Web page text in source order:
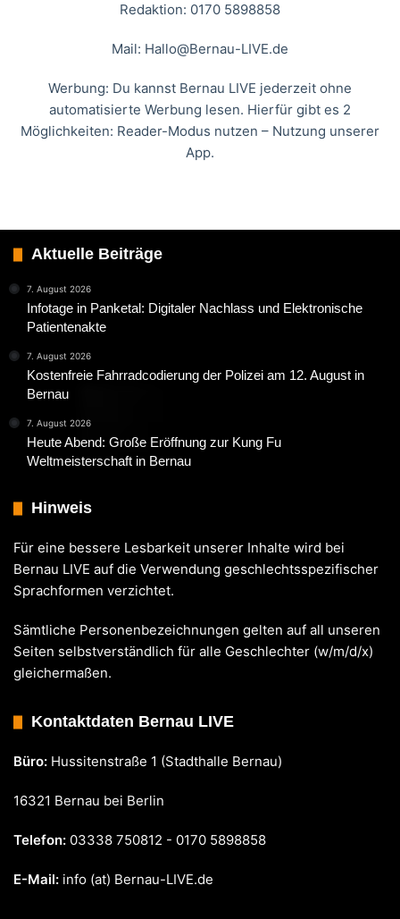
Redaktion: 0170 5898858
Mail: Hallo@Bernau-LIVE.de
Werbung: Du kannst Bernau LIVE jederzeit ohne
automatisierte Werbung lesen. Hierfür gibt es 2
Möglichkeiten: Reader-Modus nutzen – Nutzung unserer
App.
Aktuelle Beiträge
7. August 2026
Infotage in Panketal: Digitaler Nachlass und Elektronische
Patientenakte
7. August 2026
Kostenfreie Fahrradcodierung der Polizei am 12. August in
Bernau
7. August 2026
Heute Abend: Große Eröffnung zur Kung Fu
Weltmeisterschaft in Bernau
Hinweis
Für eine bessere Lesbarkeit unserer Inhalte wird bei
Bernau LIVE auf die Verwendung geschlechtsspezifischer
Sprachformen verzichtet.
Sämtliche Personenbezeichnungen gelten auf all unseren
Seiten selbstverständlich für alle Geschlechter (w/m/d/x)
gleichermaßen.
Kontaktdaten Bernau LIVE
Büro: Hussitenstraße 1 (Stadthalle Bernau)
16321 Bernau bei Berlin
Telefon: 03338 750812 - 0170 5898858
E-Mail: info (at) Bernau-LIVE.de